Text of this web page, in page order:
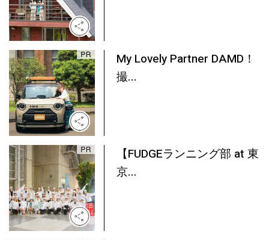
My Lovely Partner DAMD！
撮...
【FUDGEランニング部 at 東
京...